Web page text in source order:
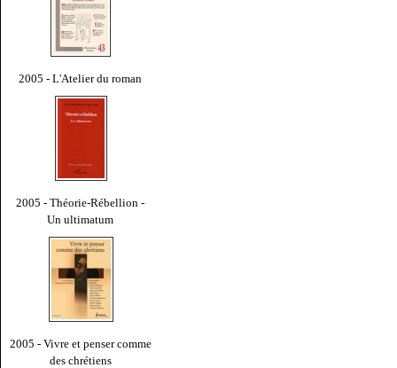
2005 - L'Atelier du roman
2005 - Théorie-Rébellion -
Un ultimatum
2005 - Vivre et penser comme
des chrétiens